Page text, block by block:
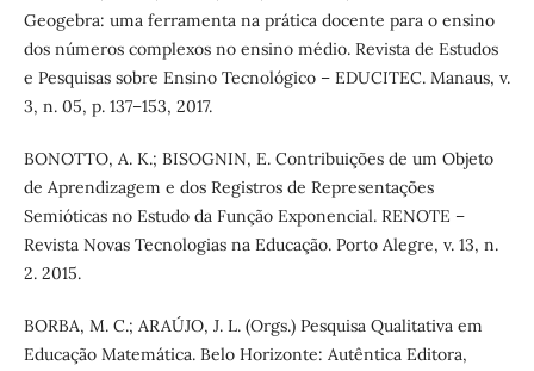
Geogebra: uma ferramenta na prática docente para o ensino
dos números complexos no ensino médio. Revista de Estudos
e Pesquisas sobre Ensino Tecnológico – EDUCITEC. Manaus, v.
3, n. 05, p. 137–153, 2017.
BONOTTO, A. K.; BISOGNIN, E. Contribuições de um Objeto
de Aprendizagem e dos Registros de Representações
Semióticas no Estudo da Função Exponencial. RENOTE –
Revista Novas Tecnologias na Educação. Porto Alegre, v. 13, n.
2. 2015.
BORBA, M. C.; ARAÚJO, J. L. (Orgs.) Pesquisa Qualitativa em
Educação Matemática. Belo Horizonte: Autêntica Editora,